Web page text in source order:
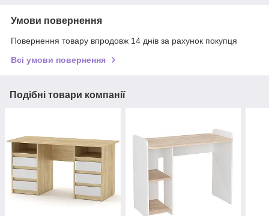
Умови повернення
Повернення товару впродовж 14 днів за рахунок покупця
Всі умови повернення
Подібні товари компанії